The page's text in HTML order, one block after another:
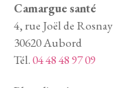
Camargue santé
4, rue Joël de Rosnay
30620 Aubord
Tél.04 48 48 97 09